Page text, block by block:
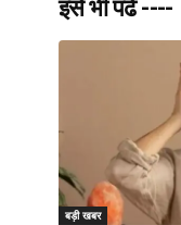
इसे भी पढे ----
बड़ी खबर